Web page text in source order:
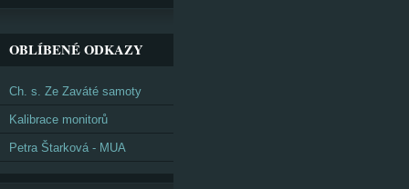
OBLÍBENÉ ODKAZY
Ch. s. Ze Zaváté samoty
Kalibrace monitorů
Petra Štarková - MUA